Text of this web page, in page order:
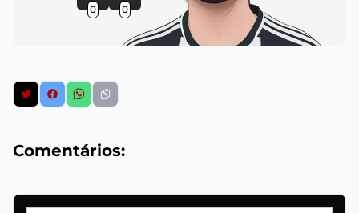
0 0
Comentários: